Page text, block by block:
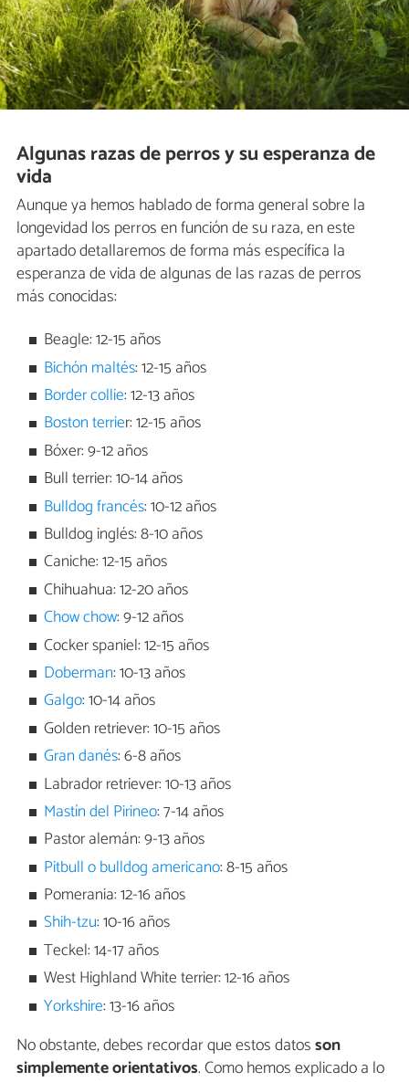
Algunas razas de perros y su esperanza de
vida
Aunque ya hemos hablado de forma general sobre la
longevidad los perros en función de su raza, en este
apartado detallaremos de forma más específica la
esperanza de vida de algunas de las razas de perros
más conocidas:
Beagle: 12-15 años
Bichón maltés: 12-15 años
Border collie: 12-13 años
Boston terrier: 12-15 años
Bóxer: 9-12 años
Bull terrier: 10-14 años
Bulldog francés: 10-12 años
Bulldog inglés: 8-10 años
Caniche: 12-15 años
Chihuahua: 12-20 años
Chow chow: 9-12 años
Cocker spaniel: 12-15 años
Doberman: 10-13 años
Galgo: 10-14 años
Golden retriever: 10-15 años
Gran danés: 6-8 años
Labrador retriever: 10-13 años
Mastín del Pirineo: 7-14 años
Pastor alemán: 9-13 años
Pitbull o bulldog americano: 8-15 años
Pomerania: 12-16 años
Shih-tzu: 10-16 años
Teckel: 14-17 años
West Highland White terrier: 12-16 años
Yorkshire: 13-16 años
No obstante, debes recordar que estos datosson
simplemente orientativos. Como hemos explicado a lo